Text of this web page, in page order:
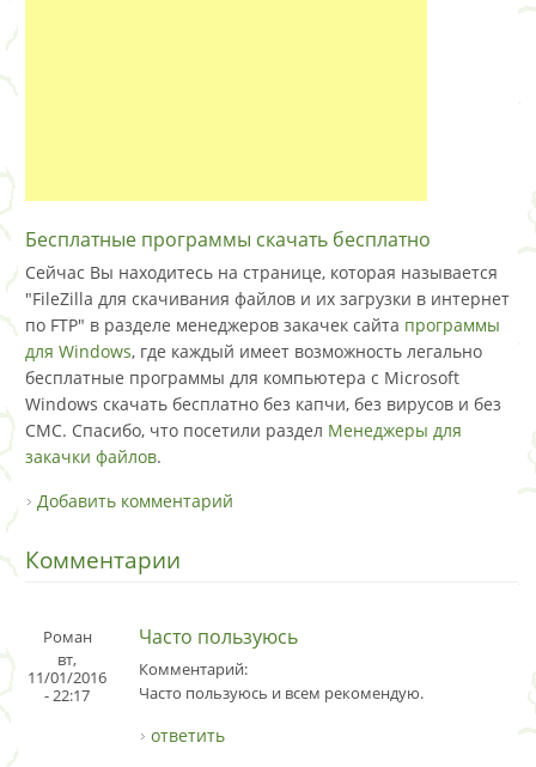
Бесплатные программы скачать бесплатно
Сейчас Вы находитесь на странице, которая называется
"FileZilla для скачивания файлов и их загрузки в интернет
по FTP" в разделе менеджеров закачек сайта программы
для Windows, где каждый имеет возможность легально
бесплатные программы для компьютера с Microsoft
Windows скачать бесплатно без капчи, без вирусов и без
СМС. Спасибо, что посетили раздел Менеджеры для
закачки файлов.
Добавить комментарий
Комментарии
Роман
вт,
11/01/2016
- 22:17
Часто пользуюсь
Комментарий:
Часто пользуюсь и всем рекомендую.
ответить